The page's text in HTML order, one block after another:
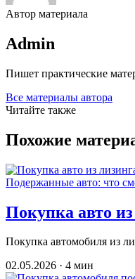
Автор материала
Admin
Пишет практические
Все материалы автора
Читайте также
Похожие
Подержанные авто: что
Покупка авто
Покупка автомобиля из
02.05.2026 · 4 мин